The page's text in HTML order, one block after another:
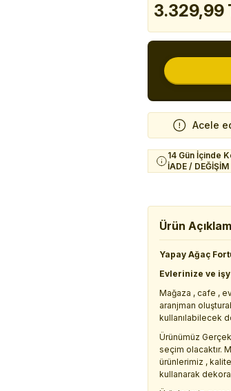
3.329,99
Acele
14 Gün İçinde
İADE / DEĞİŞİM
Ürün
Yapay Ağaç
Evlerinize ve
Mağaza , cafe ,
aranjman
kullanılabilecek
Ürünümüz
seçim olacaktır.
ürünlerimiz ,
kullanarak